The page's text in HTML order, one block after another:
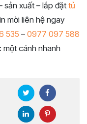
sản xuất – lắp đặt tủ
mời liên hệ ngay
535 – 0977 097 588
một cánh nhanh